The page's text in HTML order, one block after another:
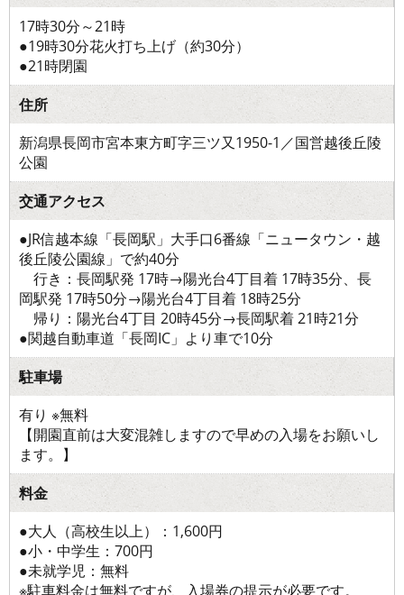
17時30分～21時
●19時30分花火打ち上げ（約30分）
●21時閉園
住所
新潟県長岡市宮本東方町字三ツ又1950-1／国営越後丘陵
公園
交通アクセス
●JR信越本線「長岡駅」大手口6番線「ニュータウン・越
後丘陵公園線」で約40分
行き：長岡駅発 17時→陽光台4丁目着 17時35分、長
岡駅発 17時50分→陽光台4丁目着 18時25分
帰り：陽光台4丁目 20時45分→長岡駅着 21時21分
●関越自動車道「長岡IC」より車で10分
駐車場
有り ※無料
【開園直前は大変混雑しますので早めの入場をお願いし
ます。】
料金
●大人（高校生以上）：1,600円
●小・中学生：700円
●未就学児：無料
※駐車料金は無料ですが、入場券の提示が必要です。